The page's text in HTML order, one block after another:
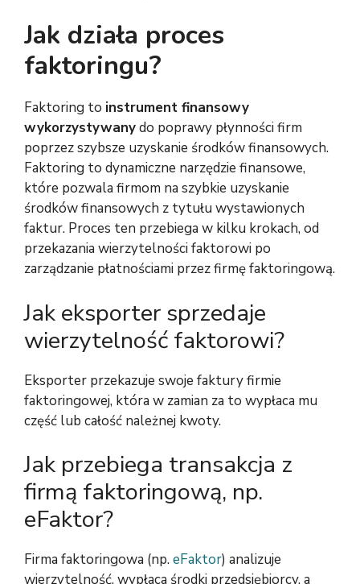
Jak działa proces
faktoringu?
Faktoring to instrument finansowy
wykorzystywanydo poprawy płynności firm
poprzez szybsze uzyskanie środków finansowych.
Faktoring to dynamiczne narzędzie finansowe,
które pozwala firmom na szybkie uzyskanie
środków finansowych z tytułu wystawionych
faktur. Proces ten przebiega w kilku krokach, od
przekazania wierzytelności faktorowi po
zarządzanie płatnościami przez firmę faktoringową.
Jak eksporter sprzedaje
wierzytelność faktorowi?
Eksporter przekazuje swoje faktury firmie
faktoringowej, która w zamian za to wypłaca mu
część lub całość należnej kwoty.
Jak przebiega transakcja z
firmą faktoringową, np.
eFaktor?
Firma faktoringowa (np.eFaktor) analizuje
wierzytelność, wypłaca środki przedsiębiorcy, a